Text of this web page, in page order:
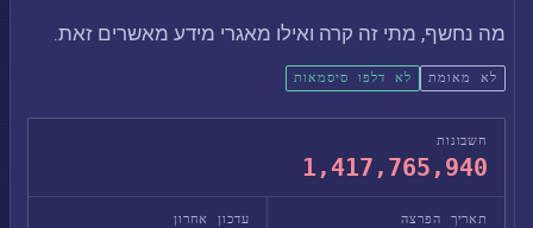
מה נחשף, מתי זה קרה ואילו מאגרי מידע מאשרים זאת.
לא מאומת לא דלפו סיסמאות
חשבונות
1,417,765,940
תאריך הפרצה עדכון אחרון